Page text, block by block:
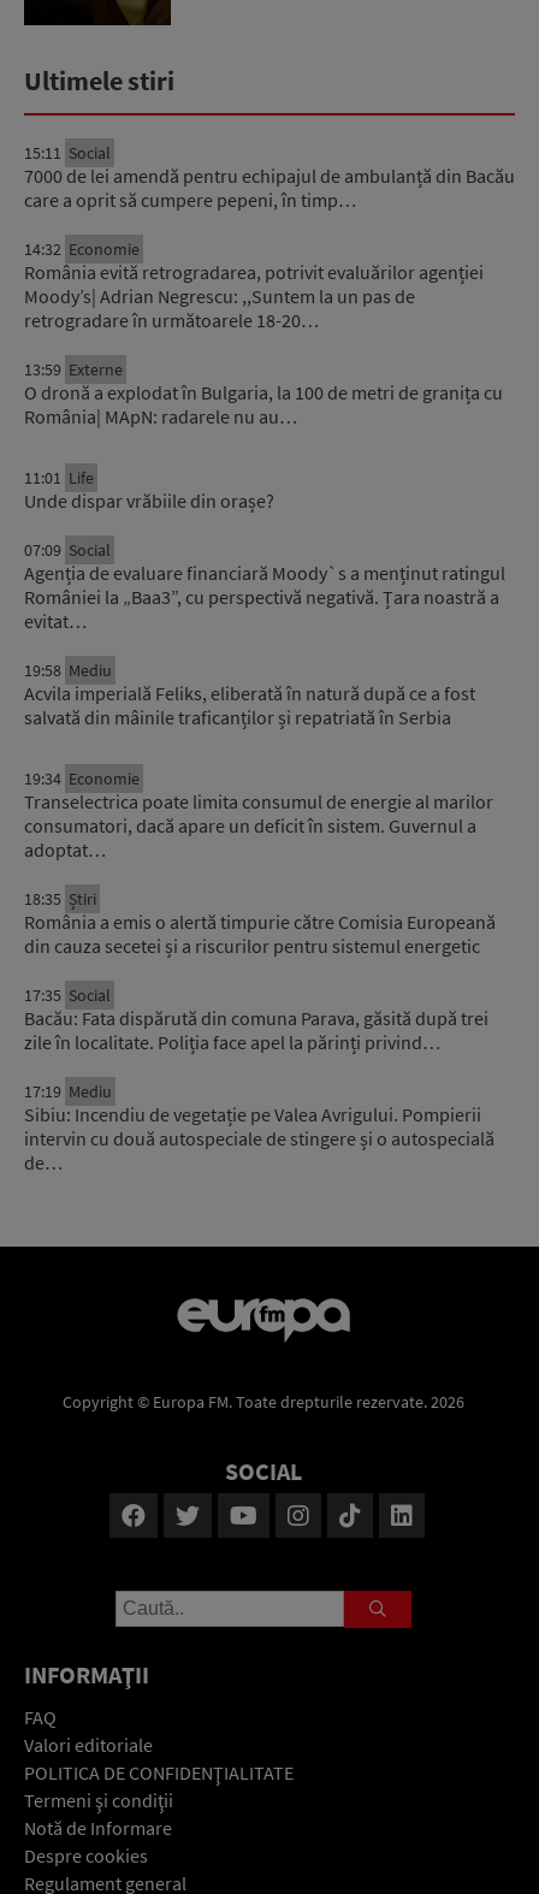
Ultimele stiri
15:11 Social
7000 de lei amendă pentru echipajul de ambulanță din Bacău
care a oprit să cumpere pepeni, în timp…
14:32 Economie
România evită retrogradarea, potrivit evaluărilor agenției
Moody’s| Adrian Negrescu: ,,Suntem la un pas de
retrogradare în următoarele 18-20…
13:59 Externe
O dronă a explodat în Bulgaria, la 100 de metri de granița cu
România| MApN: radarele nu au…
11:01 Life
Unde dispar vrăbiile din orașe?
07:09 Social
Agenția de evaluare financiară Moody`s a menținut ratingul
României la „Baa3”, cu perspectivă negativă. Țara noastră a
evitat…
19:58 Mediu
Acvila imperială Feliks, eliberată în natură după ce a fost
salvată din mâinile traficanților și repatriată în Serbia
19:34 Economie
Transelectrica poate limita consumul de energie al marilor
consumatori, dacă apare un deficit în sistem. Guvernul a
adoptat…
18:35 Știri
România a emis o alertă timpurie către Comisia Europeană
din cauza secetei și a riscurilor pentru sistemul energetic
17:35 Social
Bacău: Fata dispărută din comuna Parava, găsită după trei
zile în localitate. Poliția face apel la părinți privind…
17:19 Mediu
Sibiu: Incendiu de vegetație pe Valea Avrigului. Pompierii
intervin cu două autospeciale de stingere și o autospecială
de…
Copyright © Europa FM. Toate drepturile rezervate. 2026
SOCIAL
INFORMAŢII
FAQ
Valori editoriale
POLITICA DE CONFIDENŢIALITATE
Termeni şi condiţii
Notă de Informare
Despre cookies
Regulament general